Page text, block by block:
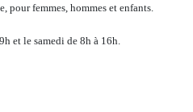
femmes, hommes et enfants.
et le samedi de 8h à 16h.